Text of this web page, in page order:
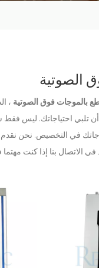
الصوتية
بالموجات فوق الصوتية ،
أن تلبي احتياجاتك. ليس
في التخصيص. نحن
في الاتصال بنا إذا كنت